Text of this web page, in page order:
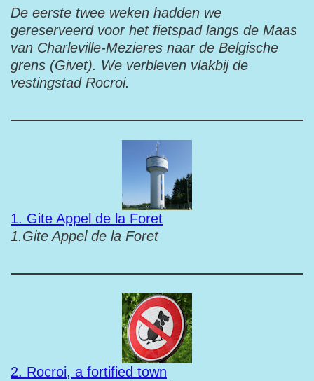
De eerste twee weken hadden we
gereserveerd voor het fietspad langs de Maas
van Charleville-Mezieres naar de Belgische
grens (Givet). We verbleven vlakbij de
vestingstad Rocroi.
1. Gite Appel de la Foret
1.Gite Appel de la Foret
2. Rocroi, a fortified town